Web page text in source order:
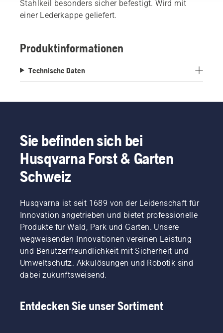
Stahlkeil besonders sicher befestigt. Wird mit
einer Lederkappe geliefert.
Produktinformationen
Technische Daten
Sie befinden sich bei
Husqvarna Forst & Garten
Schweiz
Husqvarna ist seit 1689 von der Leidenschaft für
Innovation angetrieben und bietet professionelle
Produkte für Wald, Park und Garten. Unsere
wegweisenden Innovationen vereinen Leistung
und Benutzerfreundlichkeit mit Sicherheit und
Umweltschutz. Akkulösungen und Robotik sind
dabei zukunftsweisend.
Entdecken Sie unser Sortiment